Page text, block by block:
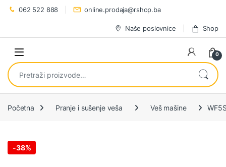
Preskoči na navigaciju
Preskoči na sadržaj
062 522 888 online.prodaja@rshop.ba
Naše poslovnice Shop
0
Pretraži:
Početna Pranje i sušenje veša Veš mašine
-38%